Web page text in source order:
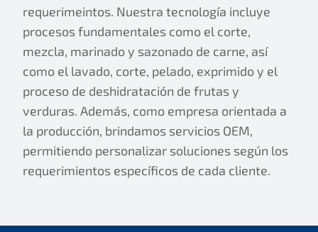
requerimeintos. Nuestra tecnología incluye
procesos fundamentales como el corte,
mezcla, marinado y sazonado de carne, así
como el lavado, corte, pelado, exprimido y el
proceso de deshidratación de frutas y
verduras. Además, como empresa orientada a
la producción, brindamos servicios OEM,
permitiendo personalizar soluciones según los
requerimientos específicos de cada cliente.